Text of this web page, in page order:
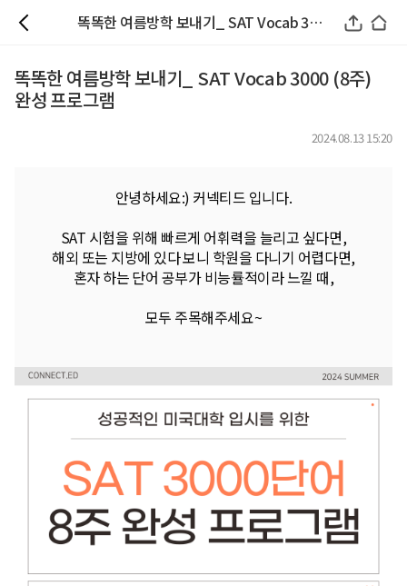
똑똑한 여름방학 보내기_ SAT Vocab 3000 (8주) 완성 프로그램
똑똑한 여름방학 보내기_ SAT Vocab 3000 (8주)
완성 프로그램
2024.08.13 15:20
안녕하세요:) 커넥티드 입니다.
SAT 시험을 위해 빠르게 어휘력을 늘리고 싶다면,
해외 또는 지방에 있다 보니 학원을 다니기 어렵다면,
혼자 하는 단어 공부가 비능률적이라 느낄 때,
모두 주목해주세요~